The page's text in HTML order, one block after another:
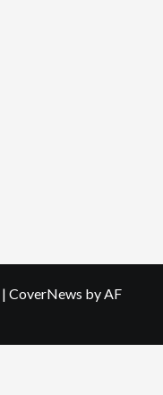
| CoverNews by AF